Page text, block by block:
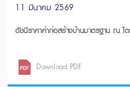
11 มีนาคม 2569
ดัชนีราคาค่าก่อสร้างบ้านมาตรฐาน ณ
Download PDF